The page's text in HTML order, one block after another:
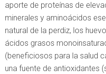
aporte de proteínas de
minerales y aminoácidos
natural de la perdiz, los
ácidos grasos
(beneficiosos para la salud
una fuente de antioxidantes